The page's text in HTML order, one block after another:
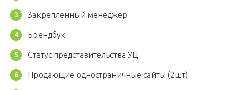
Закрепленный менеджер
Брендбук
Статус представительства УЦ
Продающие одностраничные сайты (2шт)